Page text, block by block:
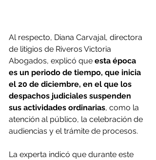
Al respecto, Diana Carvajal, directora
de litigios de Riveros Victoria
Abogados, explicó que esta época
es un periodo de tiempo, que inicia
el 20 de diciembre, en el que los
despachos judiciales suspenden
sus actividades ordinarias, como la
atención al público, la celebración de
audiencias y el trámite de procesos.
La experta indicó que durante este